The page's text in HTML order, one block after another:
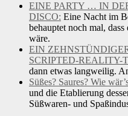
EINE PARTY … IN
DISCO: Eine Nacht im
behauptet noch mal,
wäre.
EIN
SCRIPTED-REALITY-
dann etwas langweilig.
Süßes? Saures? Wie
und die Etablierung
Süßwaren- und